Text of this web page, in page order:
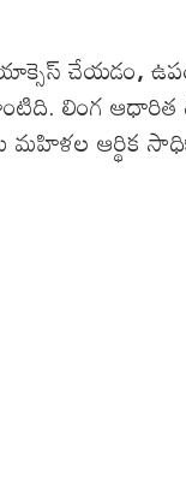
చేయడం,
లాంటిది. లింగ
ఆర్థిక